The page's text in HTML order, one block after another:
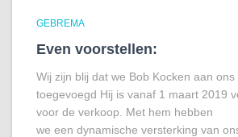
GEBREMA
Even voorstellen:
Wij zijn blij dat we Bob Kocken aan
toegevoegd Hij is vanaf 1 maart 2019
voor de verkoop. Met hem hebben
we een dynamische versterking van